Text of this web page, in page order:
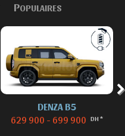
POPULAIRES
DENZA B5
629 900 - 699 900 DH *